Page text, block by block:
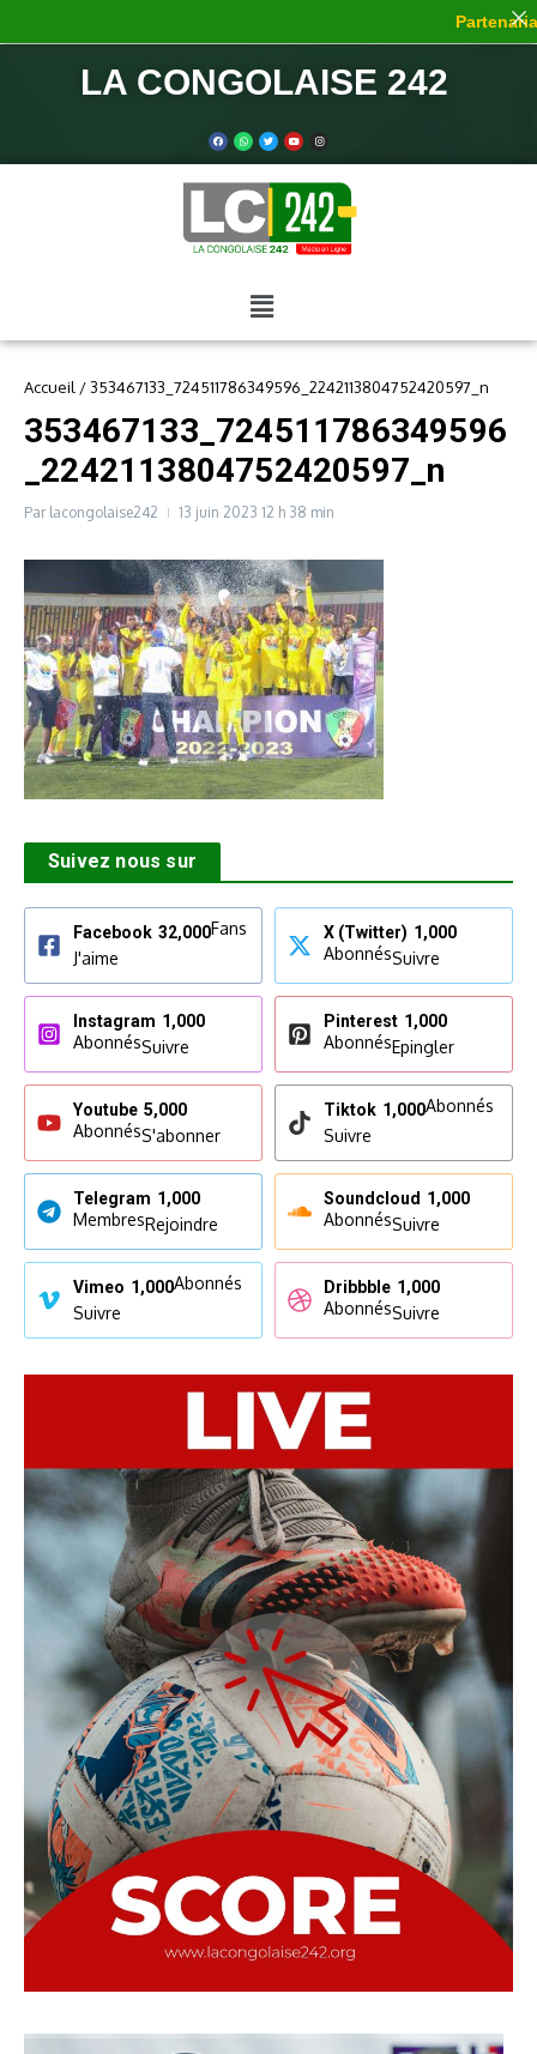
LA CONGOLAISE 242
Accueil /353467133_724511786349596_2242113804752420597_n
353467133_724511786349596
_2242113804752420597_n
Par lacongolaise242 13 juin 2023 12 h 38 min
Suivez nous sur
Facebook 32,000Fans
J'aime
X (Twitter) 1,000
AbonnésSuivre
Instagram 1,000
AbonnésSuivre
Pinterest 1,000
AbonnésEpingler
Youtube 5,000
AbonnésS'abonner
Tiktok 1,000Abonnés
Suivre
Telegram 1,000
MembresRejoindre
Soundcloud 1,000
AbonnésSuivre
Vimeo 1,000Abonnés
Suivre
Dribbble 1,000
AbonnésSuivre